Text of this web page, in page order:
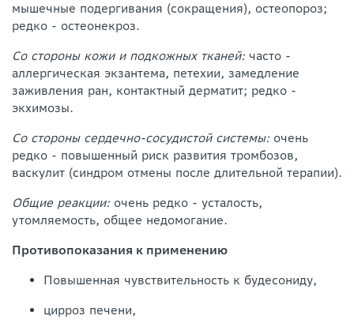
мышечные подергивания (сокращения), остеопороз;
редко - остеонекроз.
Со стороны кожи и подкожных тканей:часто -
аллергическая экзантема, петехии, замедление
заживления ран, контактный дерматит; редко -
экхимозы.
Со стороны сердечно-сосудистой системы:очень
редко - повышенный риск развития тромбозов,
васкулит (синдром отмены после длительной терапии).
Общие реакции:очень редко - усталость,
утомляемость, общее недомогание.
Противопоказания к применению
Повышенная чувствительность к будесониду,
цирроз печени,